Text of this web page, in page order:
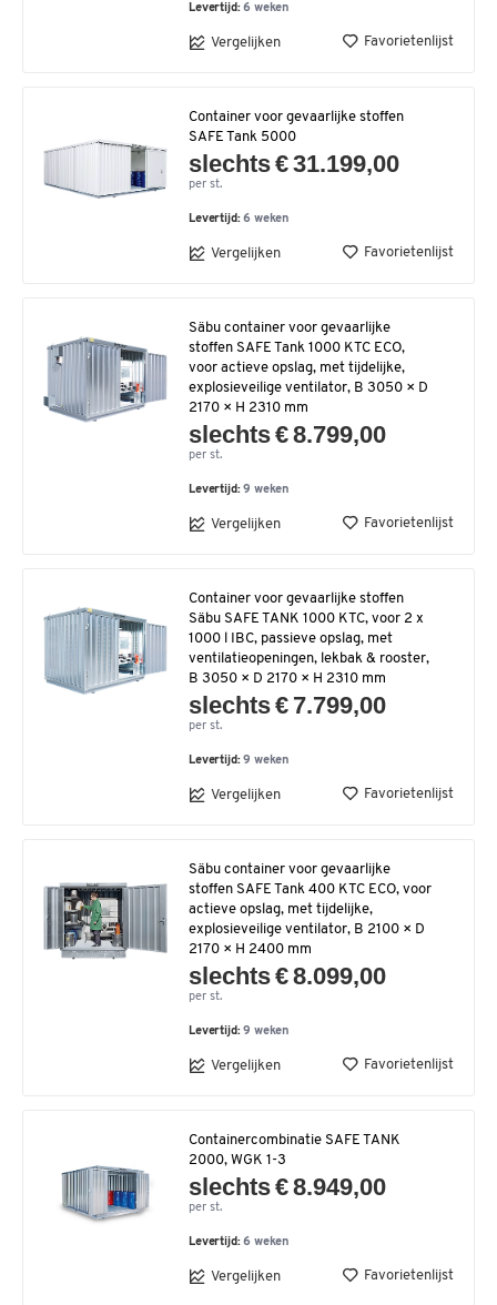
Levertijd:6 weken
Vergelijken Favorietenlijst
Container voor gevaarlijke stoffen
SAFE Tank 5000
slechts € 31.199,00
per st.
Levertijd:6 weken
Vergelijken Favorietenlijst
Säbu container voor gevaarlijke
stoffen SAFE Tank 1000 KTC ECO,
voor actieve opslag, met tijdelijke,
explosieveilige ventilator, B 3050 × D
2170 × H 2310 mm
slechts € 8.799,00
per st.
Levertijd:9 weken
Vergelijken Favorietenlijst
Container voor gevaarlijke stoffen
Säbu SAFE TANK 1000 KTC, voor 2 x
1000 l IBC, passieve opslag, met
ventilatieopeningen, lekbak & rooster,
B 3050 × D 2170 × H 2310 mm
slechts € 7.799,00
per st.
Levertijd:9 weken
Vergelijken Favorietenlijst
Säbu container voor gevaarlijke
stoffen SAFE Tank 400 KTC ECO, voor
actieve opslag, met tijdelijke,
explosieveilige ventilator, B 2100 × D
2170 × H 2400 mm
slechts € 8.099,00
per st.
Levertijd:9 weken
Vergelijken Favorietenlijst
Containercombinatie SAFE TANK
2000, WGK 1-3
slechts € 8.949,00
per st.
Levertijd:6 weken
Vergelijken Favorietenlijst